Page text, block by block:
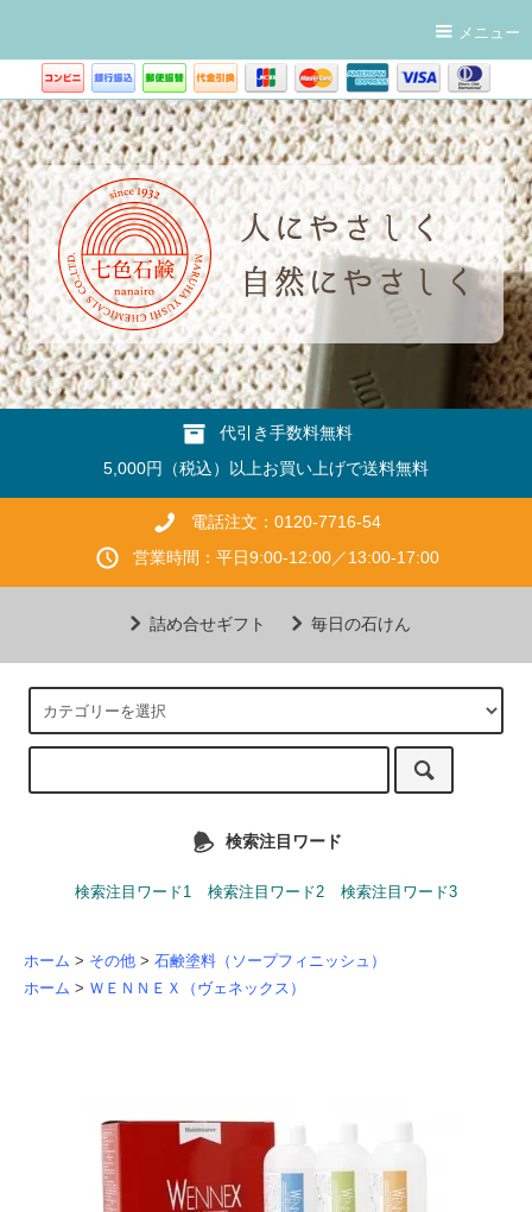
メニュー
代引き手数料無料
5,000円（税込）以上お買い上げで送料無料
電話注文：0120-7716-54
営業時間：平日9:00-12:00／13:00-17:00
詰め合せギフト 毎日の石けん
検索注目ワード
検索注目ワード1 検索注目ワード2 検索注目ワード3
ホーム > その他 > 石鹸塗料（ソープフィニッシュ）
ホーム > ＷＥＮＮＥＸ（ヴェネックス）